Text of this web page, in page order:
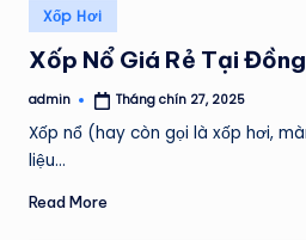
Posted
in
Xốp Hơi
Xốp Nổ Giá Rẻ Tại
Posted
admin Tháng chín 27, 2025
Xốp nổ (hay còn gọi là xốp hơi,
liệu…
Read More